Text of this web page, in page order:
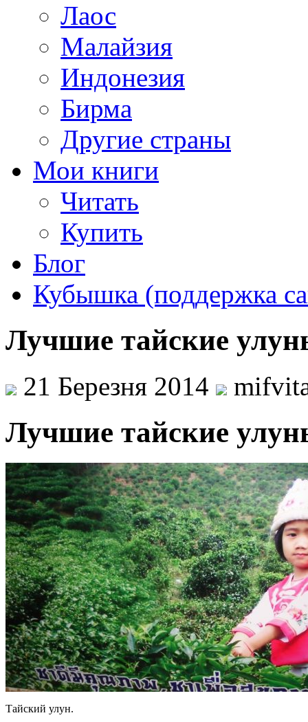
Лаос
Малайзия
Индонезия
Бирма
Другие страны
Мои книги
Читать
Купить
Блог
Кубышка (поддержка
Лучшие тайские
21 Березня 2014
Лучшие тайские
Тайский улун.